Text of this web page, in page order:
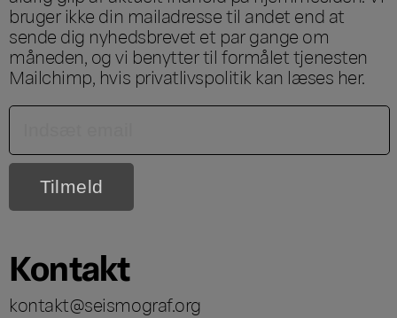
bruger ikke din mailadresse til andet end at
sende dig nyhedsbrevet et par gange om
måneden, og vi benytter til formålet tjenesten
Mailchimp, hvis privatlivspolitik kan læses her.
Kontakt
kontakt@seismograf.org